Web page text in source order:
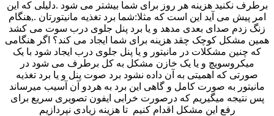
برطرف نکنید هزینه هر روز برای شما بیشتر می شود .دلیلی که این
امر پیش می آید این است که مثلا:شما برد تغذیه مانیتورتان .,هنگام
زنگ زدم صدای بعدی مدهد و یا برد پنل جلوی درب سوت می کشد
همین مشکل کوچک چقد هزینه برای شما ایجاد می کند؟ اگر هنگامی
که چنین مشکلات در مانیتور و یا پنل جلوی درب ایجاد شود با یک
میکروسویچ و یا یک خازن مشکل به کل برطرف می شود در
صورتی که اهمیتی به آن داده نشود برد صوت پنل و یا برد تغذیه
مانیتور به صورت کامل و گاهی این برد به هردو آن آسیب میرساند
پس نتیجه میگیریم که درصورت خرابی ایفون تصویری سریع برای
رفع این مشکل اقدام کنیم تا هزینه زیادی نپردازیم